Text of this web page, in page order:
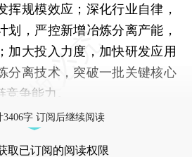
挥规模效应；深化行业自律，
划，严控新增冶炼分离产能，
加大投入力度，加快研发应用
分离技术，突破一批关键核心
争能力。
3406字 订阅后继续阅读
取已订阅的阅读权限